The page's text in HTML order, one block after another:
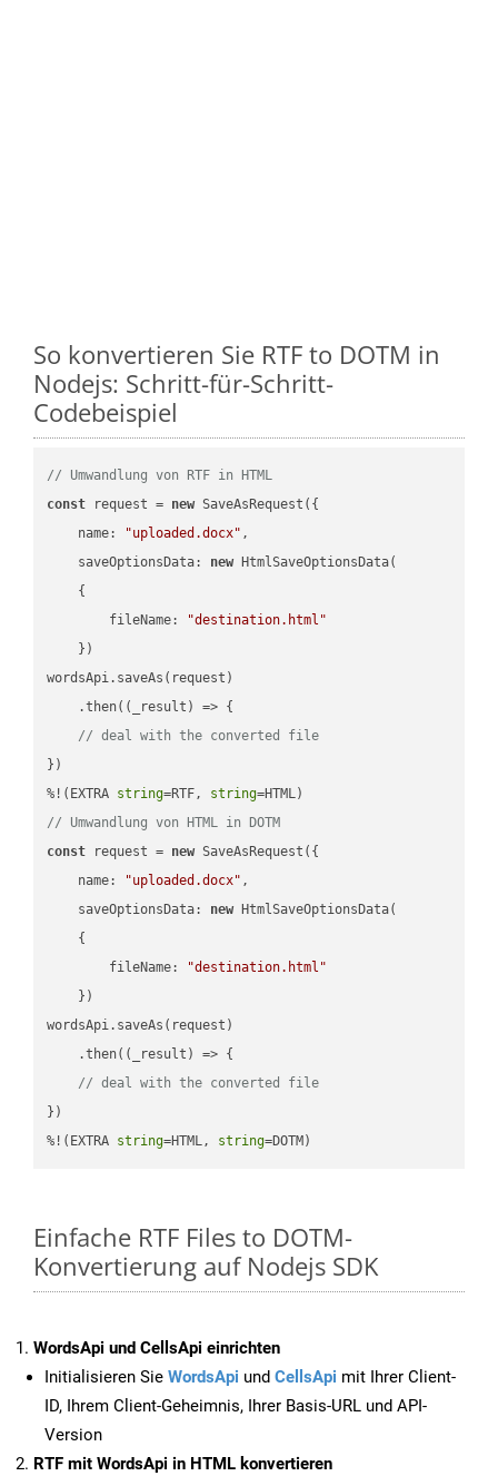
So konvertieren Sie RTF to DOTM in
Nodejs: Schritt-für-Schritt-
Codebeispiel
// Umwandlung von RTF in HTML
const request = new SaveAsRequest({
name: "uploaded.docx" ,
saveOptionsData: new HtmlSaveOptionsData(
    {
fileName:
"destination.html"
    })
wordsApi.saveAs(request)
    .then(
( _result ) => {
// deal with the converted file
})
%!(EXTRA string=RTF, string
// Umwandlung von HTML in DOTM
const request = new SaveAsRequest({
name: "uploaded.docx" ,
saveOptionsData: new HtmlSaveOptionsData(
    {
fileName:
"destination.html"
    })
wordsApi.saveAs(request)
    .then(
( _result ) => {
// deal with the converted file
})
%!(EXTRA string=HTML, string=DOTM)
Einfache RTF Files to DOTM-
Konvertierung auf Nodejs SDK
WordsApi und CellsApi einrichten
Initialisieren Sie WordsApi und CellsApi mit Ihrer Client-
ID, Ihrem Client-Geheimnis, Ihrer Basis-URL und API-
Version
RTF mit WordsApi in HTML konvertieren